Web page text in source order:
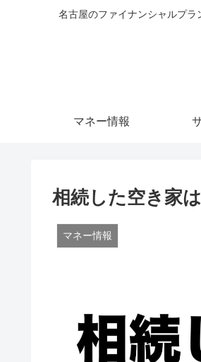
名古屋のファイナンシャルプラ
マネー情報
相続した空き家
マネー情報